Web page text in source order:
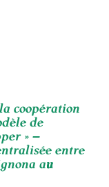
coopération
de
» –
entre
au